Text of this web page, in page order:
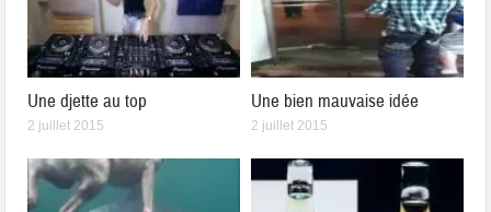
Une djette au top
2 juillet 2015
Une bien mauvaise idée
2 juillet 2015